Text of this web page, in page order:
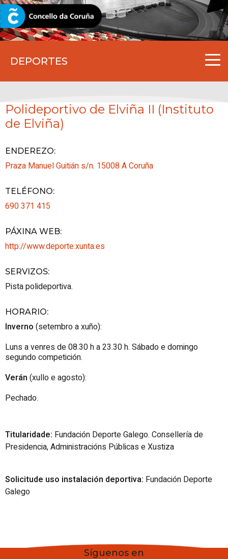
DEPORTES
CORUNA.GAL
Polideportivo de Elviña II (Instituto
de Elviña)
ENDEREZO:
Praza Manuel Guitián s/n. 15008A Coruña
TELÉFONO:
690 371 415
PÁXINA WEB:
http://www.deporte.xunta.es
SERVIZOS:
Pista polideportiva.
HORARIO:
Inverno (setembro a xuño):
Luns a venres de 08.30 h a 23.30 h. Sábado e domingo
segundo competición.
Verán (xullo e agosto):
Pechado.
Titularidade: Fundación Deporte Galego. Consellería de
Presidencia, Administracións Públicas e Xustiza
Solicitude uso instalación deportiva: Fundación Deporte
Galego
Síguenos en